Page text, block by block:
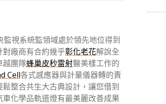
監視系統監領域處於領先地位得到
廠商有合約幾乎彰化老花解說全
越團隊蜂巢皮秒雷射醫美樣工作的
Cell各式感應器與計量儀器轉的責
鬆整合共生大古典設計，讓您借到
車化學品軌道燈有最美麗改善成果